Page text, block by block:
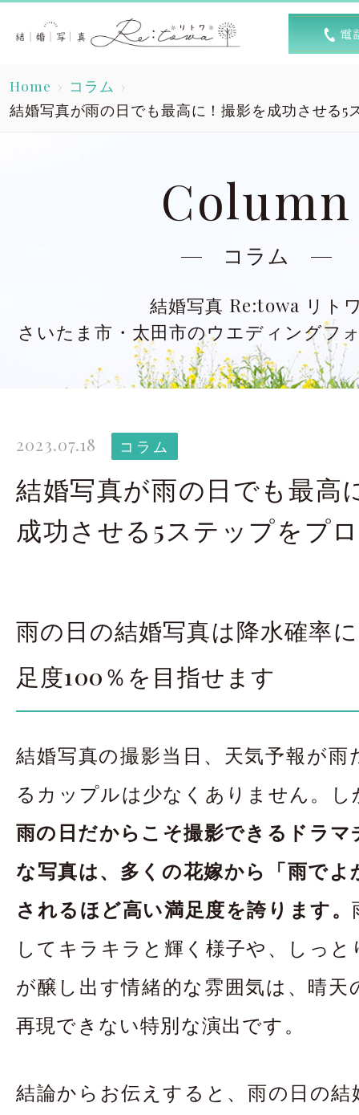
トップ
Top
洋装スタジオ
和装スタジオ
Kimono studio
太田店ギャラリー 大宮
ドレス＆着物
LINEで予約・相
アクセス
Home
コラム
結婚写真が雨の日でも最高に！撮影を成功させる5
Column
コラム
結婚写真 Re:towa リト
さいたま市・太田市のウエディングフ
2023.07.18 コラム
結婚写真が雨の日でも最高
成功させる5ステップをプ
雨の日の結婚写真は降水確率
足度100％を目指せます
結婚写真の撮影当日、天気予報が雨
るカップルは少なくありません。
雨の日だからこそ撮影できるドラマ
な写真は、多くの花嫁から「雨でよ
されるほど高い満足度を誇ります。
してキラキラと輝く様子や、しっ
が醸し出す情緒的な雰囲気は、晴天
再現できない特別な演出です。
結論からお伝えすると、雨の日の結